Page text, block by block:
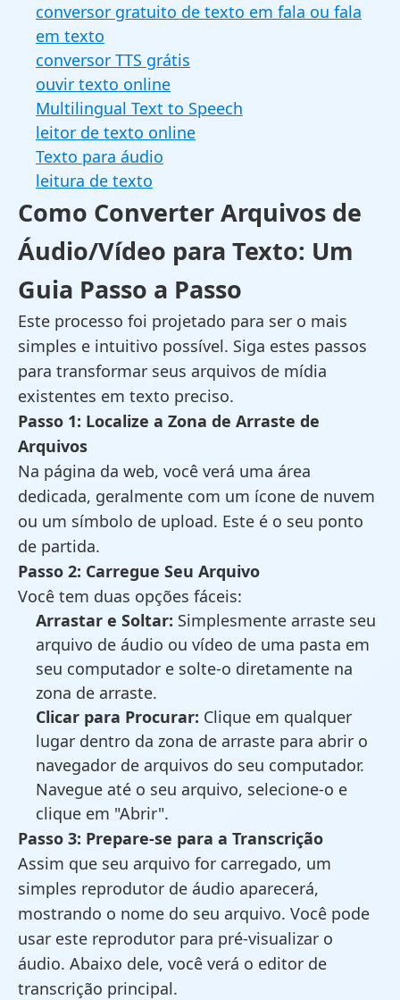
conversor gratuito de texto em fala ou fala
em texto
conversor TTS grátis
ouvir texto online
Multilingual Text to Speech
leitor de texto online
Texto para áudio
leitura de texto
Como Converter Arquivos de
Áudio/Vídeo para Texto: Um
Guia Passo a Passo
Este processo foi projetado para ser o mais
simples e intuitivo possível. Siga estes passos
para transformar seus arquivos de mídia
existentes em texto preciso.
Passo 1: Localize a Zona de Arraste de
Arquivos
Na página da web, você verá uma área
dedicada, geralmente com um ícone de nuvem
ou um símbolo de upload. Este é o seu ponto
de partida.
Passo 2: Carregue Seu Arquivo
Você tem duas opções fáceis:
Arrastar e Soltar: Simplesmente arraste seu
arquivo de áudio ou vídeo de uma pasta em
seu computador e solte-o diretamente na
zona de arraste.
Clicar para Procurar: Clique em qualquer
lugar dentro da zona de arraste para abrir o
navegador de arquivos do seu computador.
Navegue até o seu arquivo, selecione-o e
clique em "Abrir".
Passo 3: Prepare-se para a Transcrição
Assim que seu arquivo for carregado, um
simples reprodutor de áudio aparecerá,
mostrando o nome do seu arquivo. Você pode
usar este reprodutor para pré-visualizar o
áudio. Abaixo dele, você verá o editor de
transcrição principal.